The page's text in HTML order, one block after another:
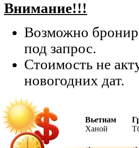
Внимание!!!
Возможно
под запрос.
Стоимость не
новогодних дат.
Вьетнам
Ханой